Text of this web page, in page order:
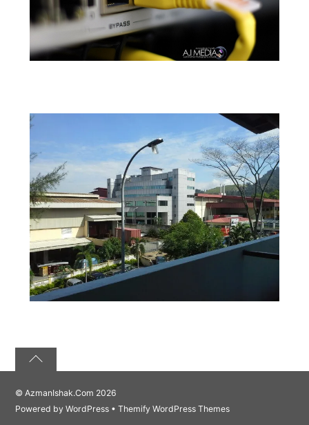
©AzmanIshak.Com 2026
Powered byWordPress •Themify WordPress Themes